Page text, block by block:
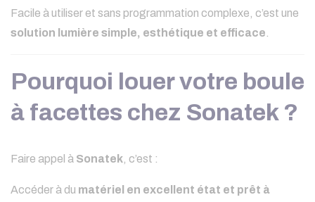
Facile à utiliser et sans programmation complexe, c’est une
solution lumière simple, esthétique et efficace
Pourquoi louer votre boule
à facettes chez Sonatek ?
Faire appel à Sonatek , c’est :
Accéder à du matériel en excellent état et prêt à